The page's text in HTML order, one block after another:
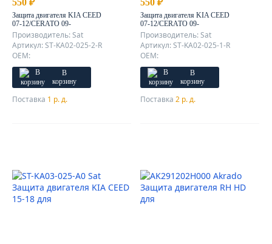
550 ₽
Защита двигателя KIA CEED
07-12/CERATO 09-
13/HYUNDAI ELANTRA 06-
11/I30 07-12 LH - нижняя
Производитель: Sat
Артикул: ST-KA02-025-2-R
OEM:
В
корзину
Поставка 1 р. д.
550 ₽
Защита двигателя KIA CEED
07-12/CERATO 09-
13/HYUNDAI ELANTRA 06-
11/I30 07-12 RH - нижняя
Производитель: Sat
Артикул: ST-KA02-025-1-R
OEM:
В
корзину
Поставка 2 р. д.